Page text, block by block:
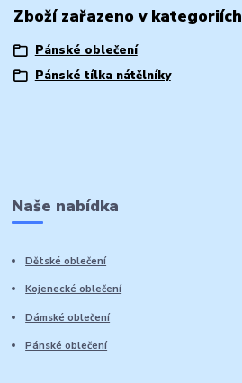
Zboží zařazeno v kategoriích
Pánské oblečení
Pánské tílka nátělníky
Naše nabídka
Dětské oblečení
Kojenecké oblečení
Dámské oblečení
Pánské oblečení